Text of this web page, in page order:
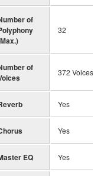
of
32
of
372 Voices +
Yes
Yes
EQ Yes